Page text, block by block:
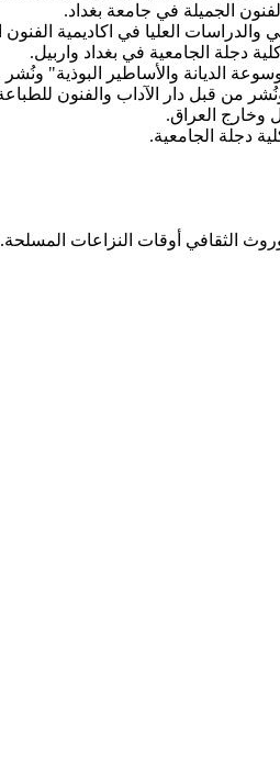
وخارج العراق.
دجلة الجامعية.
الثقافي أوقات النزاعات المسلحة.